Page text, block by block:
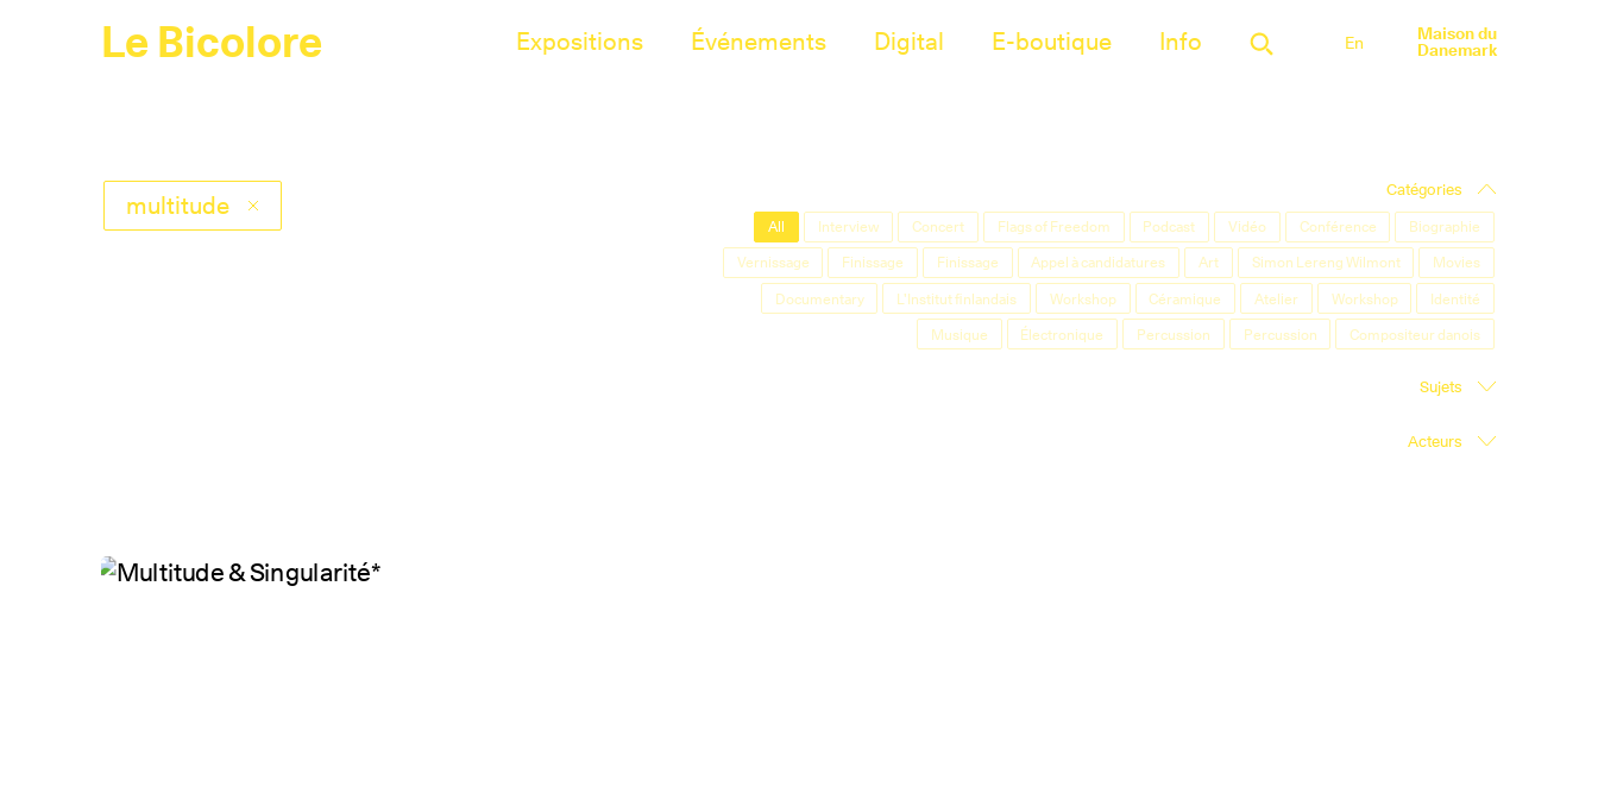
Le Bicolore Expositions Événements Digital E-boutique Info En Maison du
Danemark
multitude Catégories
All Interview Concert Flags of Freedom Podcast Vidéo Conférence
Biographie
Vernissage
Finissage Finissage Appel à candidatures Art Simon Lereng Wilmont
Movies
Documentary
L'Institut finlandais Workshop Céramique Atelier Workshop
Identité
Musique
Électronique Percussion Percussion Compositeur danois
Sujets
Acteurs